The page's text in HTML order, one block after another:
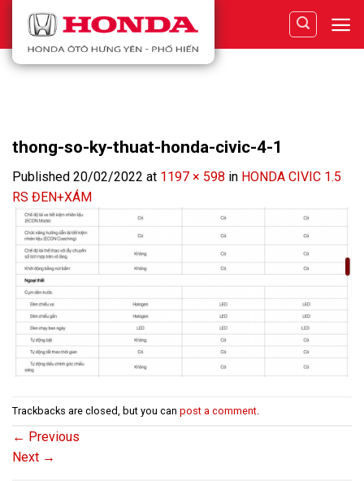
content
thong-so-ky-thuat-honda-civic-4-1
Published 20/02/2022 at 1197 × 598 in HONDA CIVIC 1.5
RS ĐEN+XÁM
Trackbacks are closed, but you can post a comment
← Previous
Next →